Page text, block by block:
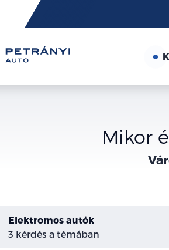
Mikor
Elektromos autók
3 kérdés a témában